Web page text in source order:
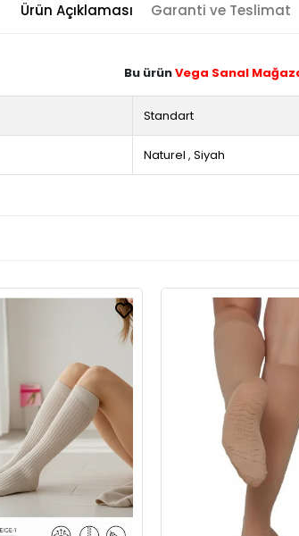
Ürün Açıklaması Garanti ve Teslimat
Bu ürünVega Sanal
Standart
Naturel ,Siyah